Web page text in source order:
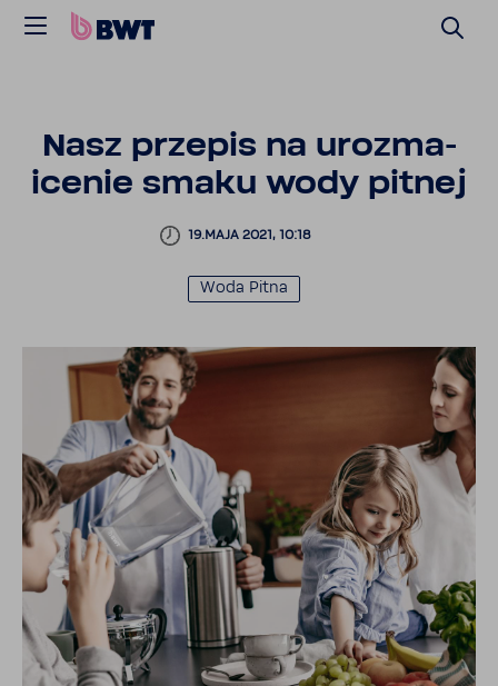
Nasz przepis na uroz­ma­
icenie smaku wody pitnej
19.MAJA 2021, 10:18
Woda Pitna